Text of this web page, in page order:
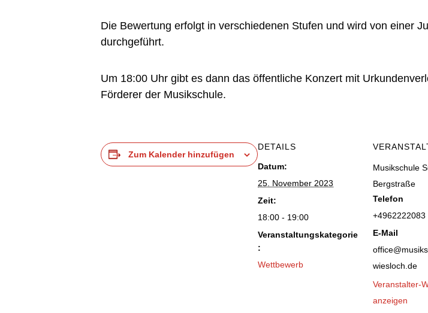
Die Bewertung erfolgt in verschiedenen Stufen und wird von einer
durchgeführt.
Um 18:00 Uhr gibt es dann das öffentliche Konzert mit
Förderer der Musikschule.
Zum Kalender hinzufügen
DETAILS
Datum:
25. November 2023
Zeit:
18:00 - 19:00
Veranstaltungskategorie
:
Wettbewerb
Musikschule
Bergstraße
Telefon
+4962222083
E-Mail
wiesloch.de
Veranstalter-
anzeigen